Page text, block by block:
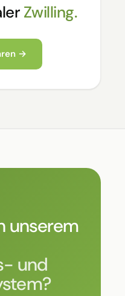
Zwilling.
→
unserem
und